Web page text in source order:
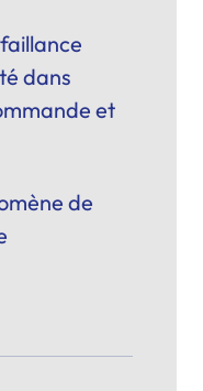
dans
et
de